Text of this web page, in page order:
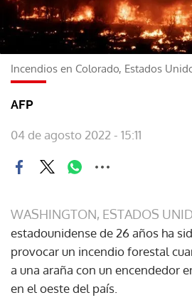
Incendios en Colorado, Estados
AFP
04 de agosto 2022 - 15:11
WASHINGTON, ESTADOS
estadounidense de 26 años ha
provocar un incendio forestal
a una araña con un encendedor
en el oeste del país.